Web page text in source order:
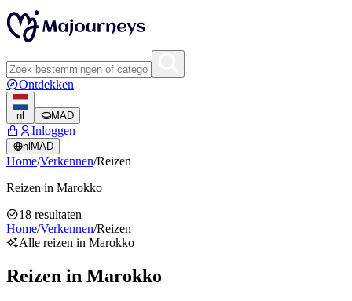
Ontdekken
nl MAD
Inloggen
nl MAD
Home/Verkennen/Reizen
Reizen in Marokko
18 resultaten
Home/Verkennen/Reizen
Alle reizen in Marokko
Reizen in Marokko